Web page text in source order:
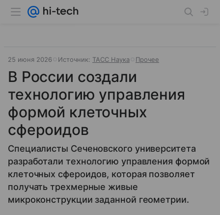
25 июня 2026 Источник: ТАСС Наука Прочее
В России создали
технологию управления
формой клеточных
сфероидов
Специалисты Сеченовского университета
разработали технологию управления формой
клеточных сфероидов, которая позволяет
получать трехмерные живые
микроконструкции заданной геометрии.